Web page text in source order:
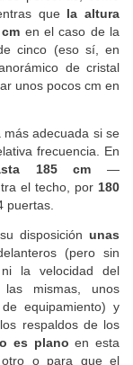
personas, como
quela altura
en el caso de la
cinco (eso sí, en
de cristal
unos pocos cm en
adecuada si se
frecuencia. En
185 cm—
el techo, por
disposiciónunas
(pero sin
la velocidad del
las mismas, unos
equipamiento) y
respaldos de los
es planoen esta